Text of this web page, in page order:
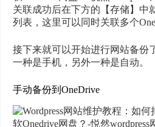
关联成功后在下方的【存储】中
列表，这里可以同时关联多个
接下来就可以开始进行网站备份
一种是手机，另外一种是自动。
手动备份到OneDrive